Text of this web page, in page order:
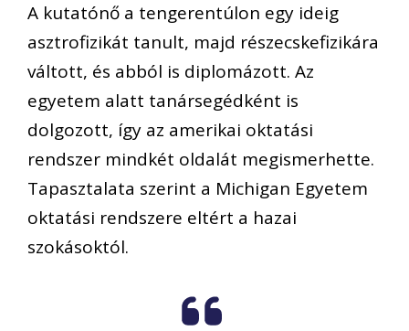
A kutatónő a tengerentúlon egy ideig
asztrofizikát tanult, majd részecskefizikára
váltott, és abból is diplomázott. Az
egyetem alatt tanársegédként is
dolgozott, így az amerikai oktatási
rendszer mindkét oldalát megismerhette.
Tapasztalata szerint a Michigan Egyetem
oktatási rendszere eltért a hazai
szokásoktól.